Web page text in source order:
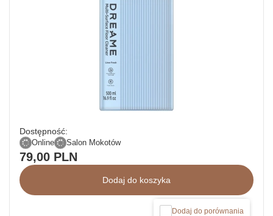
Dostępność:
Online Salon Mokotów
79,00 PLN
Dodaj do koszyka
Dodaj do porównania